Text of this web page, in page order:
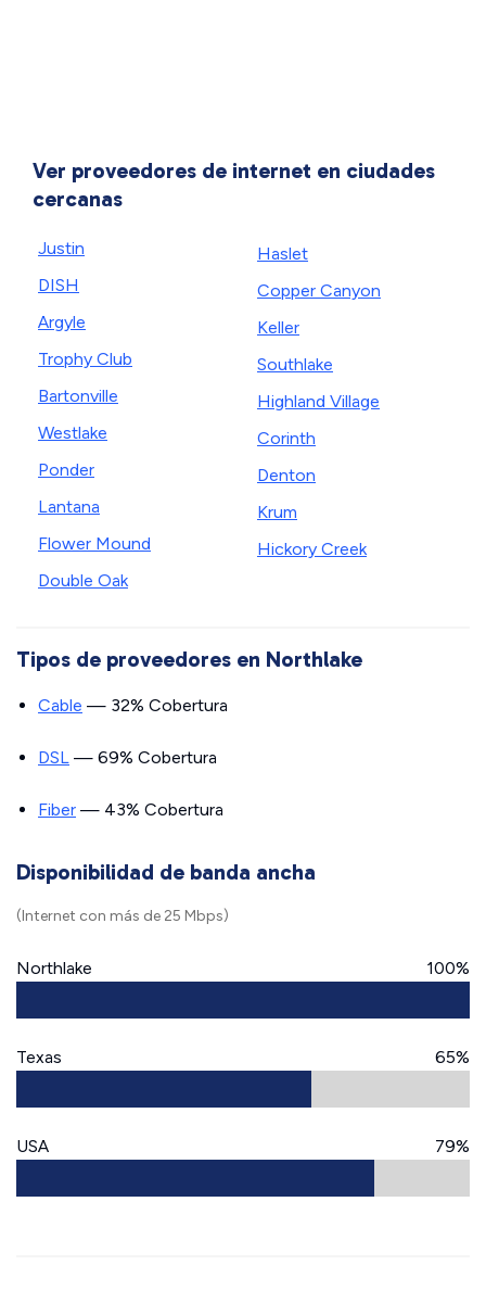
Ver proveedores de internet en ciudades
cercanas
Justin
DISH
Argyle
Trophy Club
Bartonville
Westlake
Ponder
Lantana
Flower Mound
Double Oak
Haslet
Copper Canyon
Keller
Southlake
Highland Village
Corinth
Denton
Krum
Hickory Creek
Tipos de proveedores en Northlake
Cable — 32% Cobertura
DSL — 69% Cobertura
Fiber — 43% Cobertura
Disponibilidad de banda ancha
(Internet con más de 25 Mbps)
Northlake 100%
Texas 65%
USA 79%